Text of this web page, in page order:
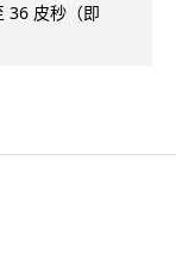
36 皮秒（即